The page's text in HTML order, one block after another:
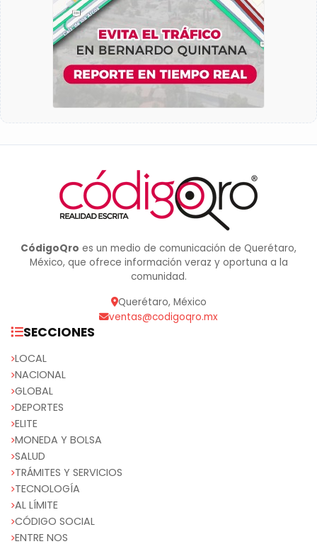
CódigoQro es un medio de comunicación de Querétaro,
México, que ofrece información veraz y oportuna a la
comunidad.
Querétaro, México
ventas@codigoqro.mx
SECCIONES
LOCAL
NACIONAL
GLOBAL
DEPORTES
ELITE
MONEDA Y BOLSA
SALUD
TRÁMITES Y SERVICIOS
TECNOLOGÍA
AL LÍMITE
CÓDIGO SOCIAL
ENTRE NOS